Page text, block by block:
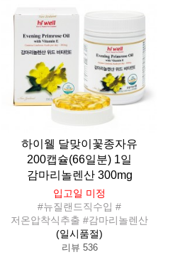
하이웰 달맞이꽃종자유
200캡슐(66일분) 1일
감마리놀렌산 300mg
입고일 미정
#뉴질랜드직수입 #
저온압착식추출 #감마리놀렌산
(일시품절)
리뷰 536